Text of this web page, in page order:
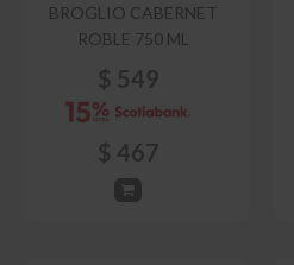
BROGLIO CABERNET
ROBLE 750 ML
$ 549
$ 467